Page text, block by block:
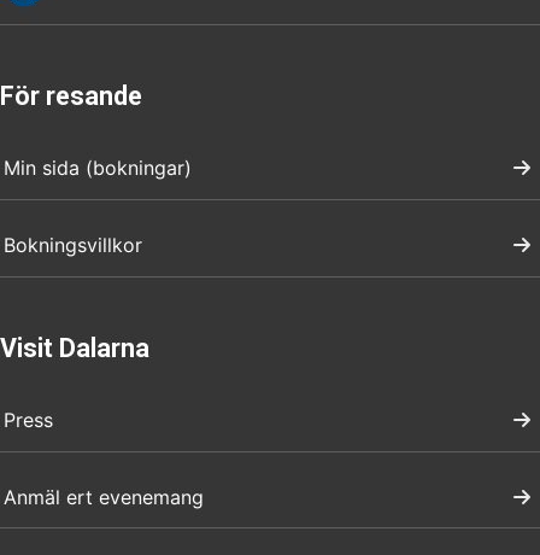
För resande
Min sida (bokningar)
Bokningsvillkor
Visit Dalarna
Press
Anmäl ert evenemang